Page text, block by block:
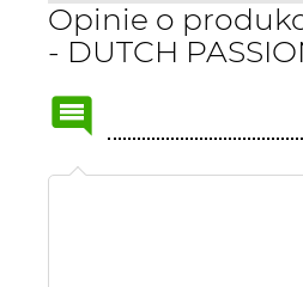
Opinie o
- DUTCH